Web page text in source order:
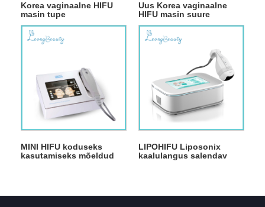
Korea vaginaalne HIFU
masin tupe
pingutamiseks
Uus Korea vaginaalne
HIFU masin suure
puuteekraaniga
MINI HIFU koduseks
kasutamiseks mõeldud
LIPOHIFU Liposonix
kaalulangus salendav